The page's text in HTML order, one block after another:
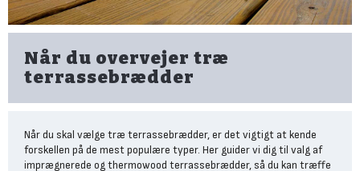
Når du overvejer træ
terrassebrædder
Når du skal vælge træ terrassebrædder, er det vigtigt at kende
forskellen på de mest populære typer. Her guider vi dig til valg af
imprægnerede og thermowood terrassebrædder, så du kan træffe